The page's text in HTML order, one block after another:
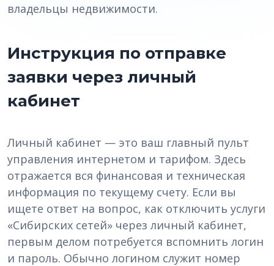
владельцы недвижимости.
Инструкция по отправке
заявки через личный
кабинет
Личный кабинет — это ваш главный пульт
управления интернетом и тарифом. Здесь
отражается вся финансовая и техническая
информация по текущему счету. Если вы
ищете ответ на вопрос, как отключить услуги
«Сибирских сетей» через личный кабинет,
первым делом потребуется вспомнить логин
и пароль. Обычно логином служит номер